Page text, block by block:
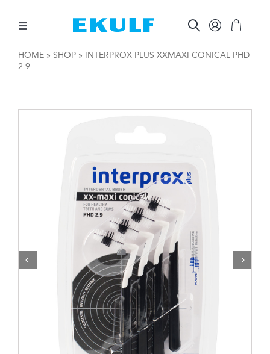
contentToggle
Navigation
HAMMASVÄLIT
HAMPAIDEN HARJAAMINEN
HOME» SHOP» INTERPROX PLUS XXMAXI CONICAL PHD
2.9
 